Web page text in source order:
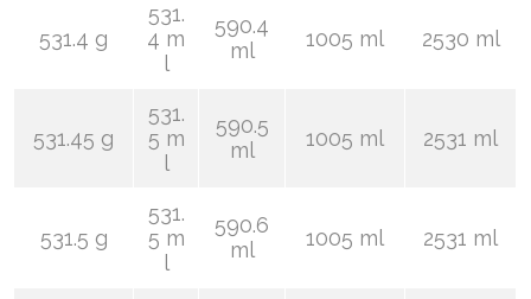
531.4 g
531.
4 m
l
590.4
ml
1005 ml 2530 ml
531.45 g
531.
5 m
l
590.5
ml
1005 ml 2531 ml
531.5 g
531.
5 m
l
590.6
ml
1005 ml 2531 ml